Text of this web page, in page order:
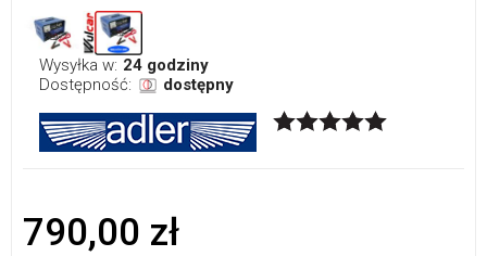
Wysyłka w: 24 godziny
Dostępność:
dostępny
790,00 zł